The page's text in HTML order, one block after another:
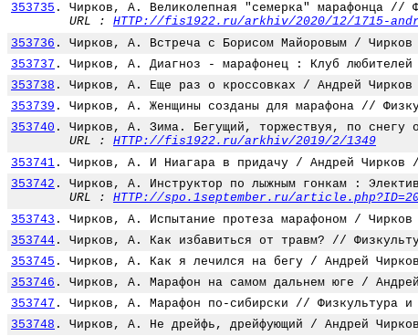
353735 .
Чирков, А. Великолепная "семерка"
URL : HTTP://fis1922.ru/arkhiv/2020/12/1715-
353736 . Чирков, А. Встреча с Борисом Майоровым /
353737 . Чирков, А. Диагноз - марафонец : Клуб
353738 . Чирков, А. Еще раз о кроссовках / Андрей
353739 . Чирков, А. Женщины созданы для марафона //
353740 .
Чирков, А. Зима. Бегущий, торжествуя, по
URL : HTTP://fis1922.ru/arkhiv/2019/2/1349
353741 . Чирков, А. И Ниагара в придачу / Андрей
353742 .
Чирков, А. Инструктор по лыжным гонкам :
URL : HTTP://spo.1september.ru/
353743 . Чирков, А. Испытание протеза марафоном /
353744 . Чирков, А. Как избавиться от травм? //
353745 . Чирков, А. Как я лечился на бегу / Андрей
353746 . Чирков, А. Марафон на самом дальнем юге /
353747 . Чирков, А. Марафон по-сибирски //
353748 . Чирков, А. Не дрейфь, дрейфующий / Андрей